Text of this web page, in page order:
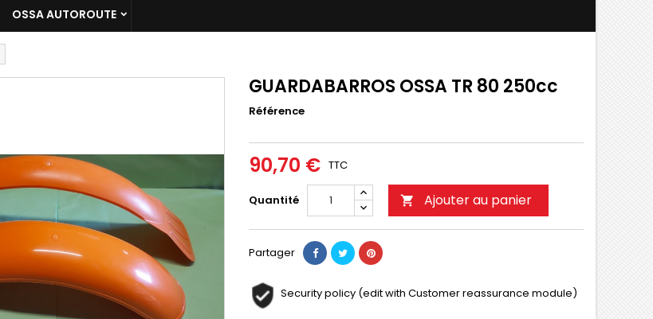
OSSA AUTOROUTE
GUARDABARROS OSSA TR 80 250cc
Référence
90,70 € TTC
Quantité  Ajouter au panier
Partager
Security policy (edit with Customer reassurance module)